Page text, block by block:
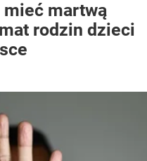
mieć martwą
rodzin dzieci